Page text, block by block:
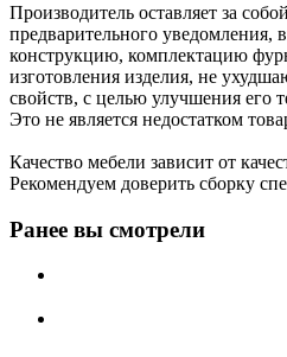
Производитель оставляет за
предварительного уведомления,
конструкцию, комплектацию
изготовления изделия, не
свойств, с целью улучшения его
Это не является недостатком
Качество мебели зависит от
Рекомендуем доверить сборку
Ранее вы смотрели